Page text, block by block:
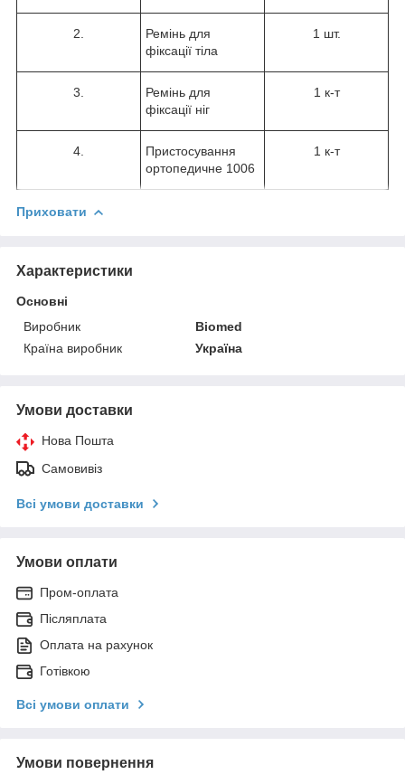
2.
Ремінь для
фіксації тіла
1 шт.
3.
Ремінь для
фіксації ніг
1 к-т
4.
Пристосування
ортопедичне 1006
1 к-т
Приховати
Характеристики
Основні
Виробник
Biomed
Країна виробник
Україна
Умови доставки
Нова Пошта
Самовивіз
Всі умови доставки
Умови оплати
Пром-оплата
Післяплата
Оплата на рахунок
Готівкою
Всі умови оплати
Умови повернення